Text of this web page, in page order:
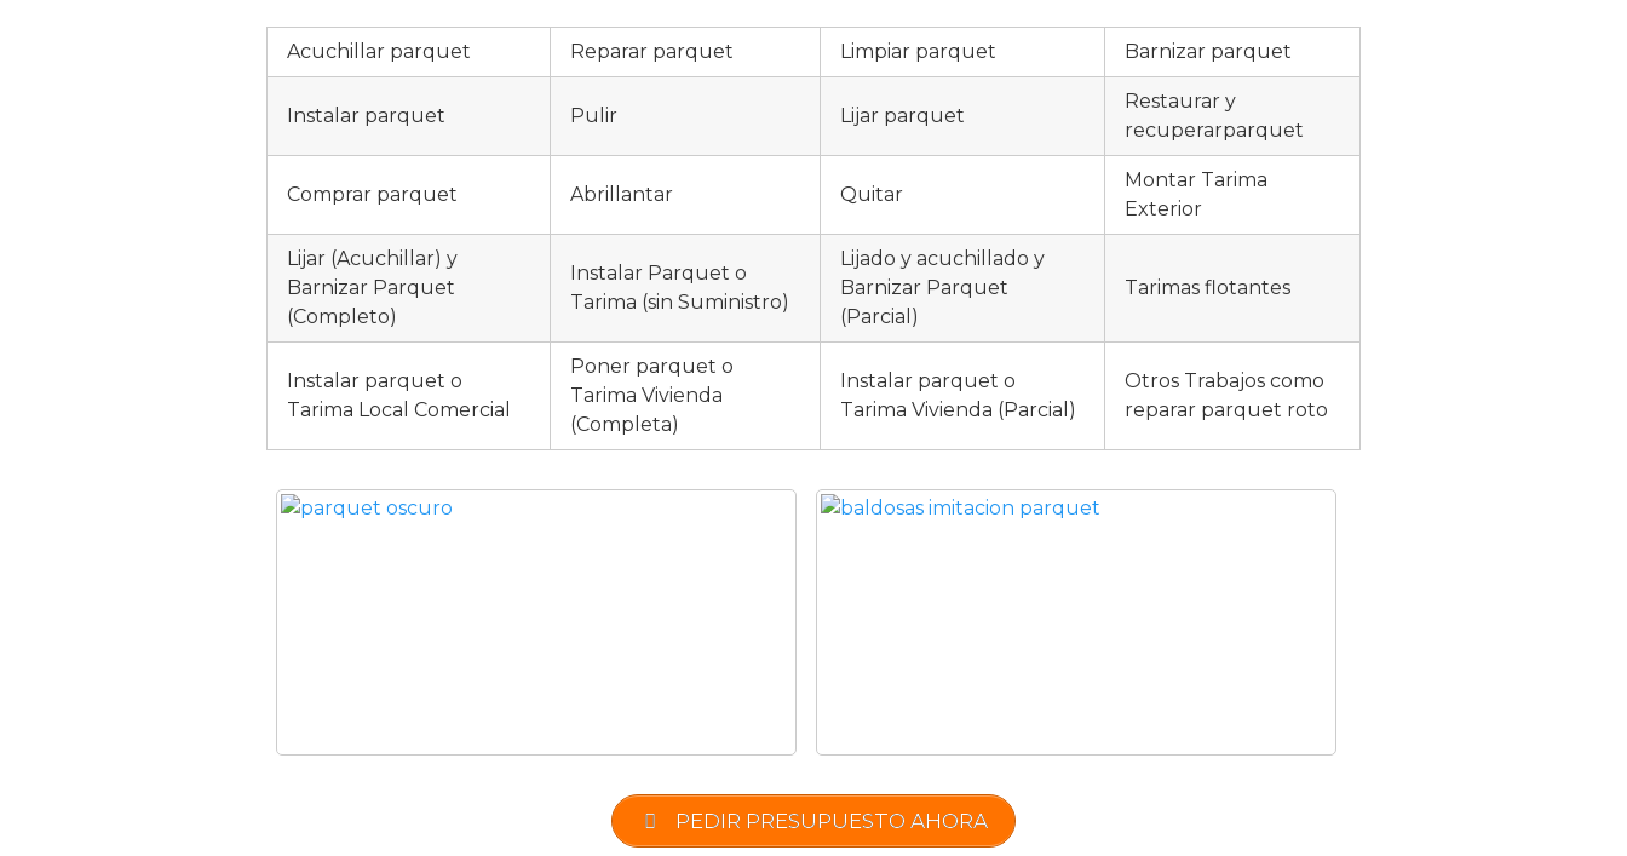
Acuchillar parquet Reparar parquet Limpiar parquet Barnizar parquet
Instalar parquet Pulir Lijar parquet
Restaurar y
recuperarparquet
Comprar parquet Abrillantar Quitar
Montar Tarima
Exterior
Lijar (Acuchillar) y
Barnizar Parquet
(Completo)
Instalar Parquet o
Tarima (sin Suministro)
Lijado y acuchillado y
Barnizar Parquet
(Parcial)
Tarimas flotantes
Instalar parquet o
Tarima Local Comercial
Poner parquet o
Tarima Vivienda
(Completa)
Instalar parquet o
Tarima Vivienda (Parcial)
Otros Trabajos como
reparar parquet roto
PEDIR PRESUPUESTO AHORA